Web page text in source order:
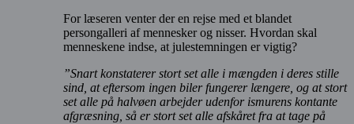
For læseren venter der en rejse med et blandet
persongalleri af mennesker og nisser. Hvordan skal
menneskene indse, at julestemningen er vigtig?
”Snart konstaterer stort set alle i mængden i deres stille
sind, at eftersom ingen biler fungerer længere, og at stort
set alle på halvøen arbejder udenfor ismurens kontante
afgræsning, så er stort set alle afskåret fra at tage på